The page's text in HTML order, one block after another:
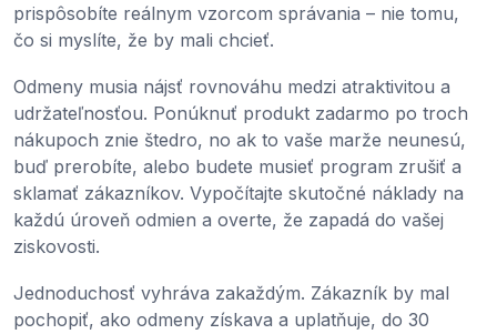
prispôsobíte reálnym vzorcom správania – nie tomu,
čo si myslíte, že by mali chcieť.
Odmeny musia nájsť rovnováhu medzi atraktivitou a
udržateľnosťou. Ponúknuť produkt zadarmo po troch
nákupoch znie štedro, no ak to vaše marže neunesú,
buď prerobíte, alebo budete musieť program zrušiť a
sklamať zákazníkov. Vypočítajte skutočné náklady na
každú úroveň odmien a overte, že zapadá do vašej
ziskovosti.
Jednoduchosť vyhráva zakaždým. Zákazník by mal
pochopiť, ako odmeny získava a uplatňuje, do 30